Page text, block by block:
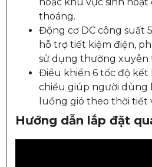
thoáng.
Động cơ DC công suất
hỗ trợ tiết kiệm điện,
sử dụng thường xuyên
Điều khiển 6 tốc độ kết
chiều giúp người dùng
luồng gió theo thời tiết
Hướng dẫn lắp đặt